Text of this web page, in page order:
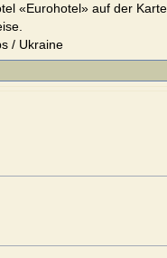
«Eurohotel» auf der
/ Ukraine